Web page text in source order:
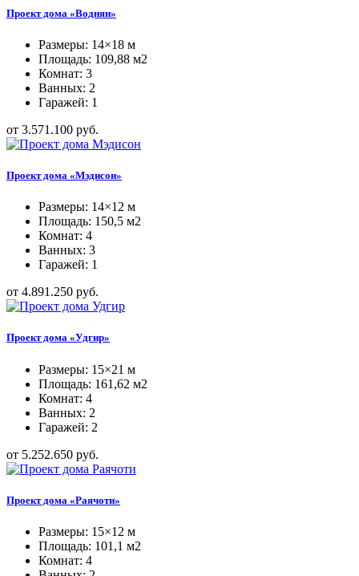
Проект дома «Воднян»
Размеры: 14×18 м
Площадь: 109,88 м2
Комнат: 3
Ванных: 2
Гаражей: 1
от 3.571.100 руб.
Проект дома «Мэдисон»
Размеры: 14×12 м
Площадь: 150,5 м2
Комнат: 4
Ванных: 3
Гаражей: 1
от 4.891.250 руб.
Проект дома «Удгир»
Размеры: 15×21 м
Площадь: 161,62 м2
Комнат: 4
Ванных: 2
Гаражей: 2
от 5.252.650 руб.
Проект дома «Раячоти»
Размеры: 15×12 м
Площадь: 101,1 м2
Комнат: 4